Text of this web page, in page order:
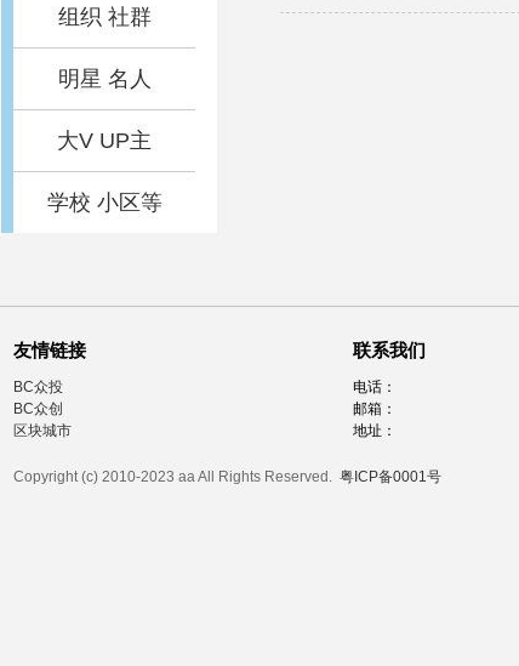
组织 社群
明星 名人
大V UP主
学校 小区等
友情链接
BC众投
BC众创
区块城市
联系我们
电话：
邮箱：
地址：
Copyright (c) 2010-2023 aa All Rights Reserved. 粤ICP备0001号